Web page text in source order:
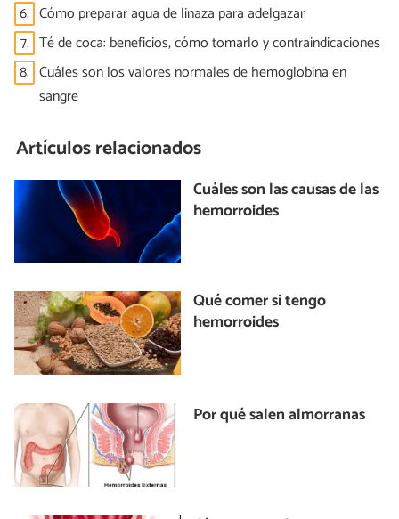
6. Cómo preparar agua de linaza para adelgazar
7. Té de coca: beneficios, cómo tomarlo y contraindicaciones
8. Cuáles son los valores normales de hemoglobina en
sangre
Artículos relacionados
Cuáles son las causas de las
hemorroides
Qué comer si tengo
hemorroides
Por qué salen almorranas